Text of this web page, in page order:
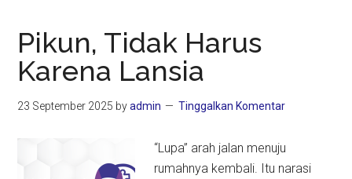
Pikun, Tidak Harus
Karena Lansia
23 September 2025 byadmin Tinggalkan Komentar
“Lupa” arah jalan menuju
rumahnya kembali. Itu narasi